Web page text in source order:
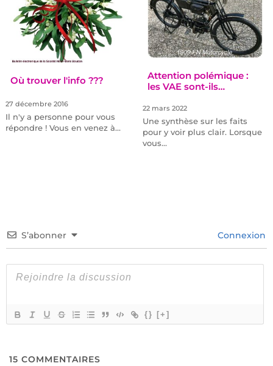
Où trouver l'info ???
27 décembre 2016
Il n'y a personne pour vous
répondre ! Vous en venez à…
Attention polémique :
les VAE sont-ils…
22 mars 2022
Une synthèse sur les faits
pour y voir plus clair. Lorsque
vous…
S’abonner Connexion
{} [+]
15 COMMENTAIRES